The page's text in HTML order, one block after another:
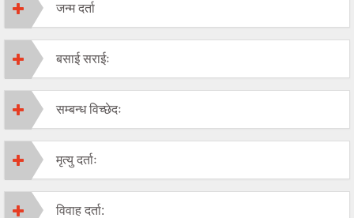
जन्म दर्ता
बसाई सराईः
सम्बन्ध विच्छेदः
मृत्यु दर्ताः
विवाह दर्ता: